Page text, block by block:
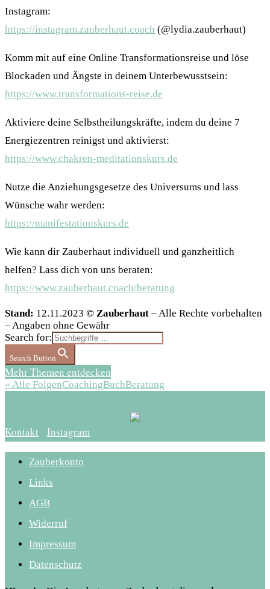
Instagram:
https://instagram.zauberhaut.coach (@lydia.zauberhaut)
Komm mit auf eine Online Transformationsreise und löse
Blockaden und Ängste in deinem Unterbewusstsein:
https://www.transformations-reise.de
Aktiviere deine Selbstheilungskräfte, indem du deine 7
Energiezentren reinigst und aktivierst:
https://www.chakren-meditationskurs.de
Nutze die Anziehungsgesetze des Universums und lass
Wünsche wahr werden:
https://manifestationskurs.de
Wie kann dir Zauberhaut individuell und ganzheitlich
helfen? Lass dich von uns beraten:
https://www.zauberhaut.coach/beratung
Stand: 12.11.2023 © Zauberhaut – Alle Rechte vorbehalten
– Angaben ohne Gewähr
Search for:
Search Button
Mehr Themen entdecken
« Alle FolgenCoachingBuchBeratung
Kontakt Instagram
Zauberkonto
Links
AGB
Widerruf
Impressum
Datenschutz